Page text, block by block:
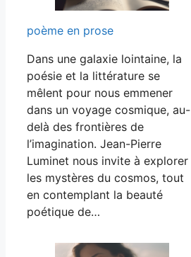
poème en prose
Dans une galaxie lointaine, la
poésie et la littérature se
mêlent pour nous emmener
dans un voyage cosmique, au-
delà des frontières de
l’imagination. Jean-Pierre
Luminet nous invite à explorer
les mystères du cosmos, tout
en contemplant la beauté
poétique de…